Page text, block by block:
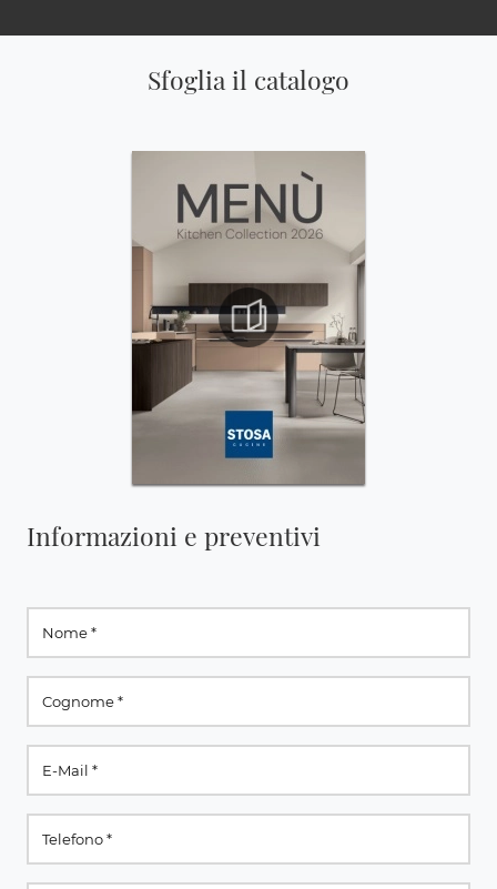
Sfoglia il catalogo
Informazioni e preventivi